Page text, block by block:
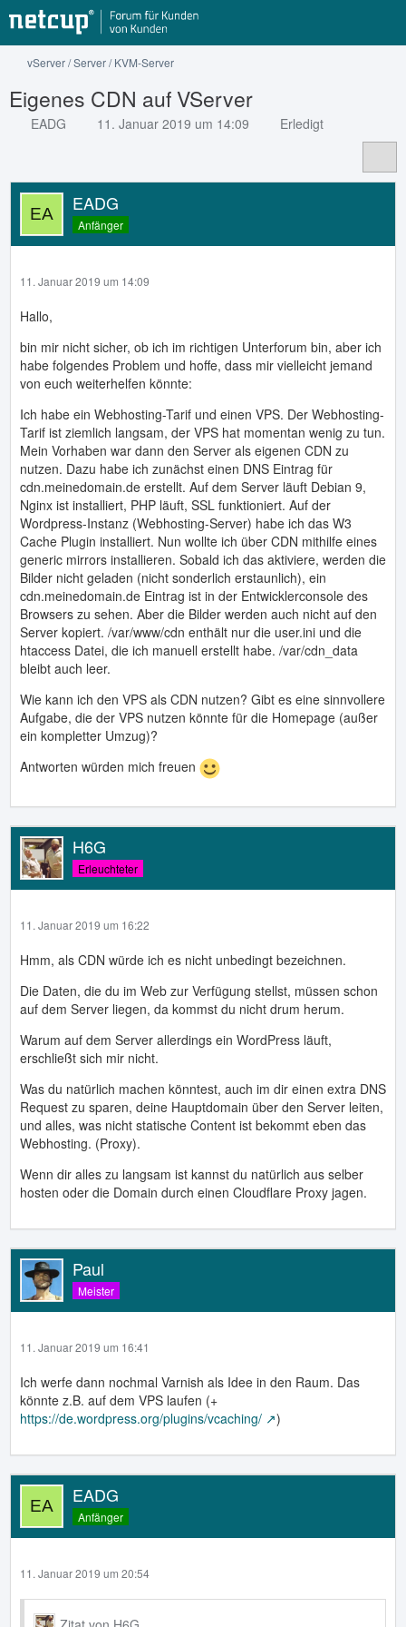
vServer / Server / KVM-Server
Eigenes CDN auf VServer
EADG 11. Januar 2019 um 14:09 Erledigt
EADG
Anfänger
11. Januar 2019 um 14:09
Hallo,
bin mir nicht sicher, ob ich im richtigen Unterforum bin, aber ich
habe folgendes Problem und hoffe, dass mir vielleicht jemand
von euch weiterhelfen könnte:
Ich habe ein Webhosting-Tarif und einen VPS. Der Webhosting-
Tarif ist ziemlich langsam, der VPS hat momentan wenig zu tun.
Mein Vorhaben war dann den Server als eigenen CDN zu
nutzen. Dazu habe ich zunächst einen DNS Eintrag für
cdn.meinedomain.de erstellt. Auf dem Server läuft Debian 9,
Nginx ist installiert, PHP läuft, SSL funktioniert. Auf der
Wordpress-Instanz (Webhosting-Server) habe ich das W3
Cache Plugin installiert. Nun wollte ich über CDN mithilfe eines
generic mirrors installieren. Sobald ich das aktiviere, werden die
Bilder nicht geladen (nicht sonderlich erstaunlich), ein
cdn.meinedomain.de Eintrag ist in der Entwicklerconsole des
Browsers zu sehen. Aber die Bilder werden auch nicht auf den
Server kopiert. /var/www/cdn enthält nur die user.ini und die
htaccess Datei, die ich manuell erstellt habe. /var/cdn_data
bleibt auch leer.
Wie kann ich den VPS als CDN nutzen? Gibt es eine sinnvollere
Aufgabe, die der VPS nutzen könnte für die Homepage (außer
ein kompletter Umzug)?
Antworten würden mich freuen
H6G
Erleuchteter
11. Januar 2019 um 16:22
Hmm, als CDN würde ich es nicht unbedingt bezeichnen.
Die Daten, die du im Web zur Verfügung stellst, müssen schon
auf dem Server liegen, da kommst du nicht drum herum.
Warum auf dem Server allerdings ein WordPress läuft,
erschließt sich mir nicht.
Was du natürlich machen könntest, auch im dir einen extra DNS
Request zu sparen, deine Hauptdomain über den Server leiten,
und alles, was nicht statische Content ist bekommt eben das
Webhosting. (Proxy).
Wenn dir alles zu langsam ist kannst du natürlich aus selber
hosten oder die Domain durch einen Cloudflare Proxy jagen.
Paul
Meister
11. Januar 2019 um 16:41
Ich werfe dann nochmal Varnish als Idee in den Raum. Das
könnte z.B. auf dem VPS laufen (+
https://de.wordpress.org/plugins/vcaching/
)
EADG
Anfänger
11. Januar 2019 um 20:54